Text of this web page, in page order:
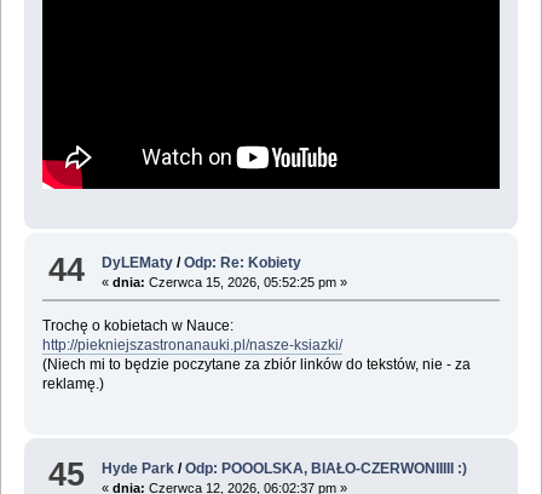
44 DyLEMaty /Odp: Re: Kobiety
«dnia: Czerwca 15, 2026, 05:52:25 pm »
Trochę o kobietach w Nauce:
http://piekniejszastronanauki.pl/nasze-ksiazki/
(Niech mi to będzie poczytane za zbiór linków do tekstów, nie - za
reklamę.)
45 Hyde Park /Odp: POOOLSKA, BIAŁO-CZERWONIIIII :)
«dnia: Czerwca 12, 2026, 06:02:37 pm »